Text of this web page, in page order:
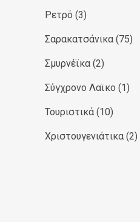
Ρετρό (3)
Σαρακατσάνικα (75)
Σμυρνέϊκα (2)
Σύγχρονο Λαϊκο (1)
Τουριστικά (10)
Χριστουγενιάτικα (2)